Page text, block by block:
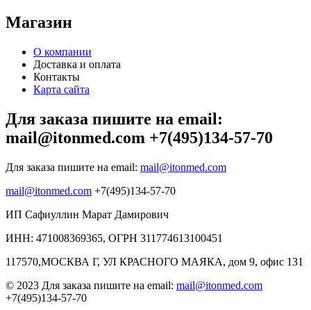
Магазин
О компании
Доставка и оплата
Контакты
Карта сайта
Для заказа пишите на email:
mail@itonmed.com +7(495)134-57-70
Для заказа пишите на email: mail@itonmed.com
mail@itonmed.com +7(495)134-57-70
ИП Сафиуллин Марат Дамирович
ИНН: 471008369365, ОГРН 311774613100451
117570,МОСКВА Г, УЛ КРАСНОГО МАЯКА, дом 9, офис 131
© 2023 Для заказа пишите на email: mail@itonmed.com
+7(495)134-57-70